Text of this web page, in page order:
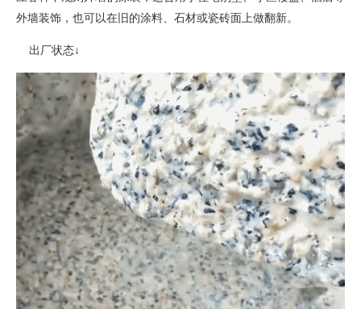
外墙装饰，也可以在旧的涂料、石材或瓷砖面上做翻新。
出厂状态↓